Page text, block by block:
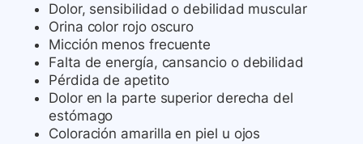
Dolor, sensibilidad o debilidad muscular
Orina color rojo oscuro
Micción menos frecuente
Falta de energía, cansancio o debilidad
Pérdida de apetito
Dolor en la parte superior derecha del
estómago
Coloración amarilla en piel u ojos